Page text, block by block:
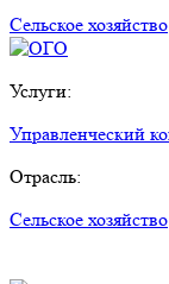
Сельское хозяйство
Услуги:
Управленческий
Отрасль:
Сельское хозяйство